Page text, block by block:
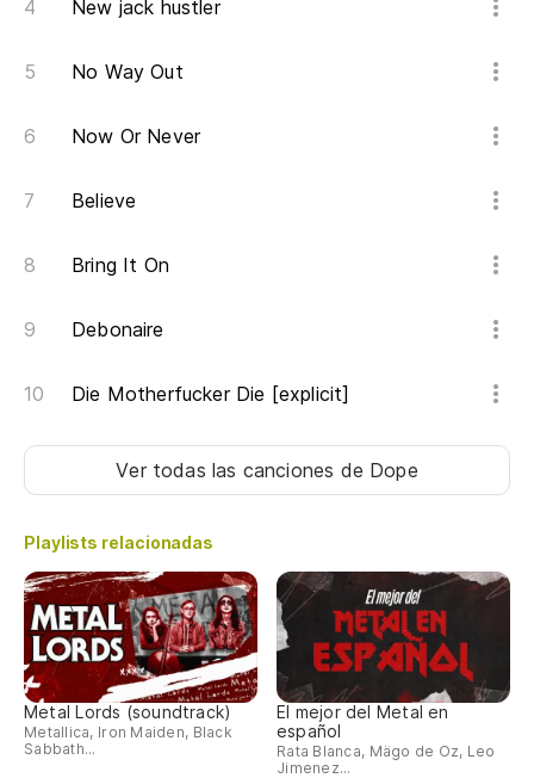
New jack hustler
No Way Out
Now Or Never
Believe
Bring It On
Debonaire
Die Motherfucker Die [explicit]
Ver todas las canciones de Dope
Playlists relacionadas
Metal Lords (soundtrack)
Metallica, Iron Maiden, Black
Sabbath...
El mejor del Metal en
español
Rata Blanca, Mägo de Oz, Leo
Jimenez...